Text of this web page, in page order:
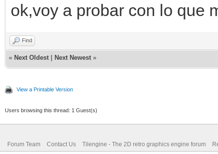
ok,voy a probar con lo que
Find
« Next Oldest Next Newest »
View a Printable Version
Users browsing this thread: 1 Guest(s)
Forum Team Contact Us Tilengine - The 2D retro graphics engine forum